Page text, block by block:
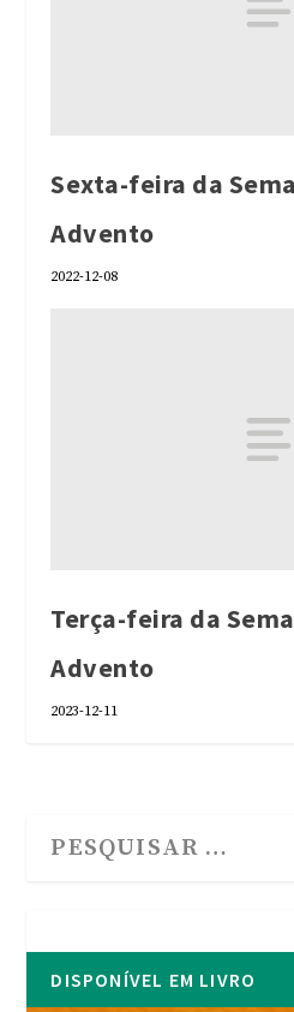
Sexta-feira da
Advento
2022-12-08
Terça-feira da
Advento
2023-12-11
DISPONÍVEL EM LIVRO